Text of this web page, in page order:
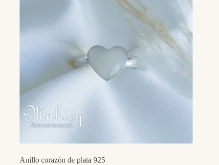
Anillo corazón de plata 925